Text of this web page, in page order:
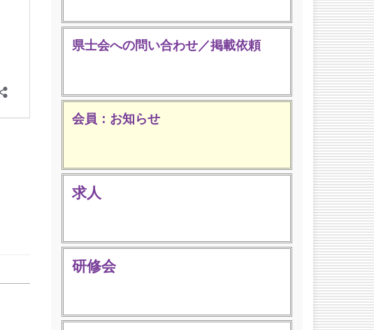
県士会への問い合わせ／掲載依頼
会員：お知らせ
求人
研修会